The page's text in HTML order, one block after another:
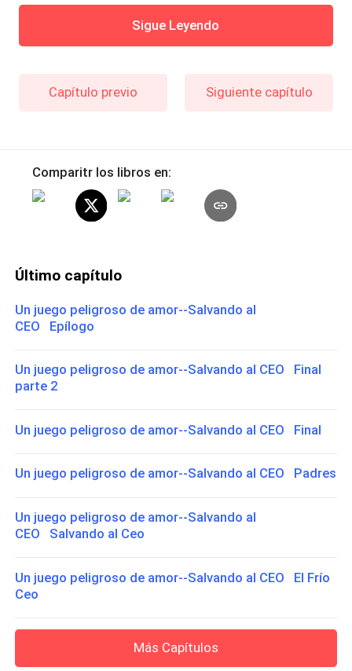
Sigue Leyendo
Capítulo previo Siguiente capítulo
Comparitr los libros en:
Último capítulo
Un juego peligroso de amor--Salvando al
CEO Epílogo
Un juego peligroso de amor--Salvando al CEO Final
parte 2
Un juego peligroso de amor--Salvando al CEO Final
Un juego peligroso de amor--Salvando al CEO Padres
Un juego peligroso de amor--Salvando al
CEO Salvando al Ceo
Un juego peligroso de amor--Salvando al CEO El Frío
Ceo
Más Capítulos